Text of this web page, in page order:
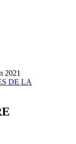
2021
DE LA